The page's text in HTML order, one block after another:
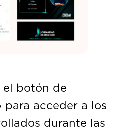
el botón de
para acceder a los
durante las